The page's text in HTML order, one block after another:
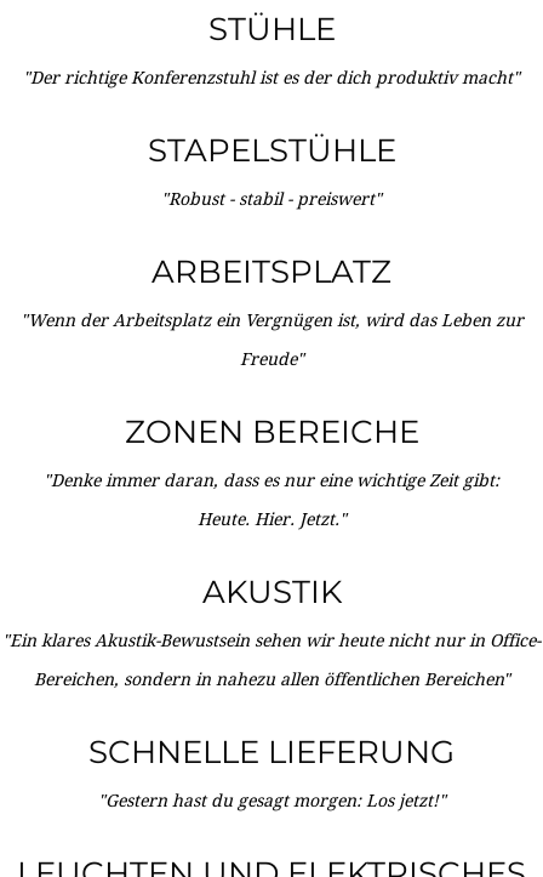
STÜHLE
"Der richtige Konferenzstuhl ist es der dich produktiv macht"
STAPELSTÜHLE
"Robust - stabil - preiswert"
ARBEITSPLATZ
"Wenn der Arbeitsplatz ein Vergnügen ist, wird das Leben zur
Freude"
ZONEN BEREICHE
"Denke immer daran, dass es nur eine wichtige Zeit gibt:
Heute. Hier. Jetzt."
AKUSTIK
"Ein klares Akustik-Bewustsein sehen wir heute nicht nur in Office-
Bereichen, sondern in nahezu allen öffentlichen Bereichen"
SCHNELLE LIEFERUNG
"Gestern hast du gesagt morgen: Los jetzt!"